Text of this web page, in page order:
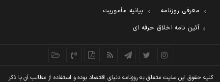
معرفی روزنامه
بیانیه مأموریت
آئین نامه اخلاق حرفه ای
کليه حقوق اين سايت متعلق به روزنامه دنيای اقتصاد بوده و استفاده از مطالب آن با ذکر